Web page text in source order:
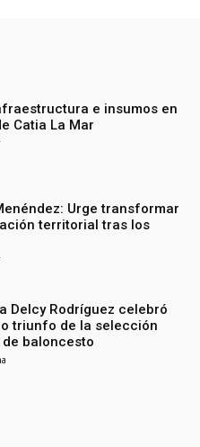
e insumos en
Catia La Mar
Urge transformar
territorial tras los
Delcy Rodríguez celebró
triunfo de la selección
baloncesto